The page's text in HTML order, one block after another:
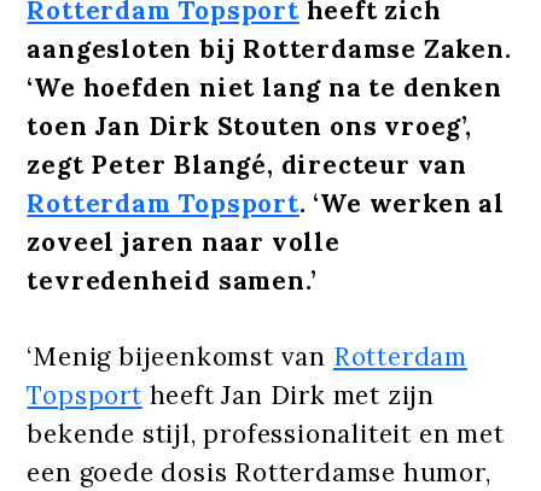
Rotterdam Topsportheeft zich
aangesloten bij Rotterdamse Zaken.
‘We hoefden niet lang na te denken
toen Jan Dirk Stouten ons vroeg’,
zegt Peter Blangé, directeur van
Rotterdam Topsport. ‘We werken al
zoveel jaren naar volle
tevredenheid samen.’
‘Menig bijeenkomst van Rotterdam
Topsport heeft Jan Dirk met zijn
bekende stijl, professionaliteit en met
een goede dosis Rotterdamse humor,